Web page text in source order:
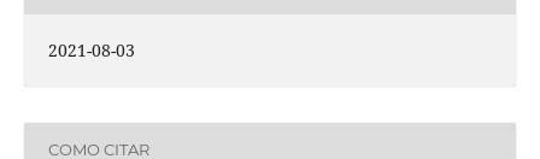
2021-08-03
COMO CITAR